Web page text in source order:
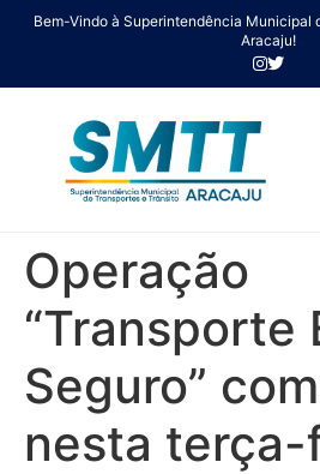
Bem-Vindo à Superintendência Municipal
Aracaju!
Operação
“Transporte
Seguro”
nesta terça-